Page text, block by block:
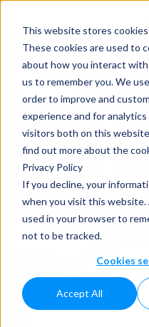
This website stores
These cookies are used to
about how you interact
us to remember you. We
order to improve and
experience and for
visitors both on this
find out more about the
Privacy Policy
If you decline, your
when you visit this website.
used in your browser to
not to be tracked.
Cookies
Accept All